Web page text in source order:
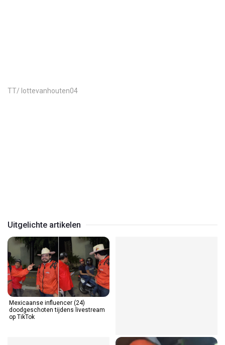
TT/ lottevanhouten04
Uitgelichte artikelen
Mexicaanse influencer (24)
doodgeschoten tijdens livestream
op TikTok